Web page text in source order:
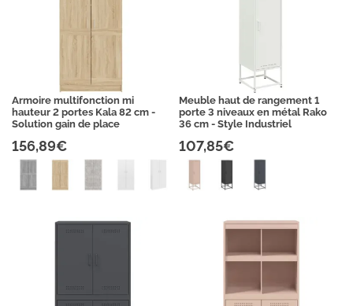
Armoire multifonction mi
hauteur 2 portes Kala 82 cm -
Solution gain de place
156,89€
Meuble haut de rangement 1
porte 3 niveaux en métal Rako
36 cm - Style Industriel
107,85€